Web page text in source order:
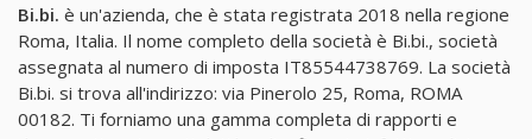
Bi.bi. è un'azienda, che è stata registrata 2018 nella regione
Roma, Italia. Il nome completo della società è Bi.bi., società
assegnata al numero di imposta IT85544738769. La società
Bi.bi. si trova all'indirizzo: via Pinerolo 25, Roma, ROMA
00182. Ti forniamo una gamma completa di rapporti e